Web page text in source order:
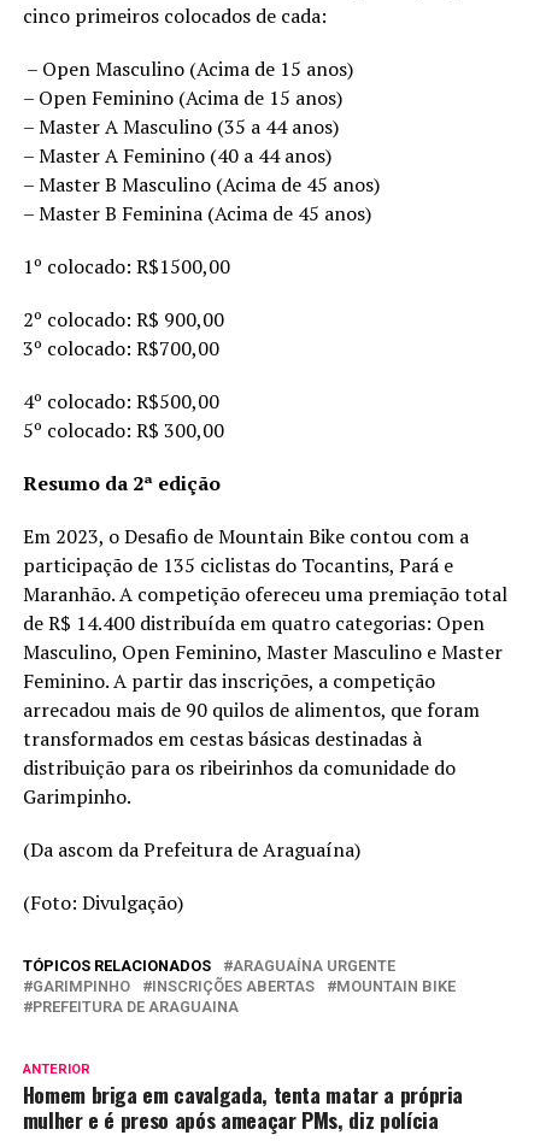
cinco primeiros colocados de cada:
– Open Masculino (Acima de 15 anos)
– Open Feminino (Acima de 15 anos)
– Master A Masculino (35 a 44 anos)
– Master A Feminino (40 a 44 anos)
– Master B Masculino (Acima de 45 anos)
– Master B Feminina (Acima de 45 anos)
1º colocado: R$1500,00
2º colocado: R$ 900,00
3º colocado: R$700,00
4º colocado: R$500,00
5º colocado: R$ 300,00
Resumo da 2ª edição
Em 2023, o Desafio de Mountain Bike contou com a
participação de 135 ciclistas do Tocantins, Pará e
Maranhão. A competição ofereceu uma premiação total
de R$ 14.400 distribuída em quatro categorias: Open
Masculino, Open Feminino, Master Masculino e Master
Feminino. A partir das inscrições, a competição
arrecadou mais de 90 quilos de alimentos, que foram
transformados em cestas básicas destinadas à
distribuição para os ribeirinhos da comunidade do
Garimpinho.
(Da ascom da Prefeitura de Araguaína)
(Foto: Divulgação)
TÓPICOS RELACIONADOS
ARAGUAÍNA URGENTE
GARIMPINHO
INSCRIÇÕES ABERTAS
MOUNTAIN BIKE
PREFEITURA DE ARAGUAINA
ANTERIOR
Homem briga em cavalgada, tenta matar a própria
mulher e é preso após ameaçar PMs, diz polícia